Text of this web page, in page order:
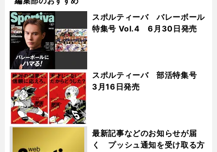
スポルティーバ バレーボール
特集号 Vol.4 6月30日発売
スポルティーバ 部活特集号
3月16日発売
最新記事などのお知らせが届
く プッシュ通知を受け取る方